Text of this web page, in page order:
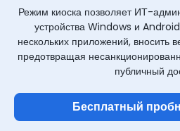
Режим киоска позволяет ИТ-
устройства Windows и
нескольких приложений, вносить
предотвращая
публичный
Бесплатный